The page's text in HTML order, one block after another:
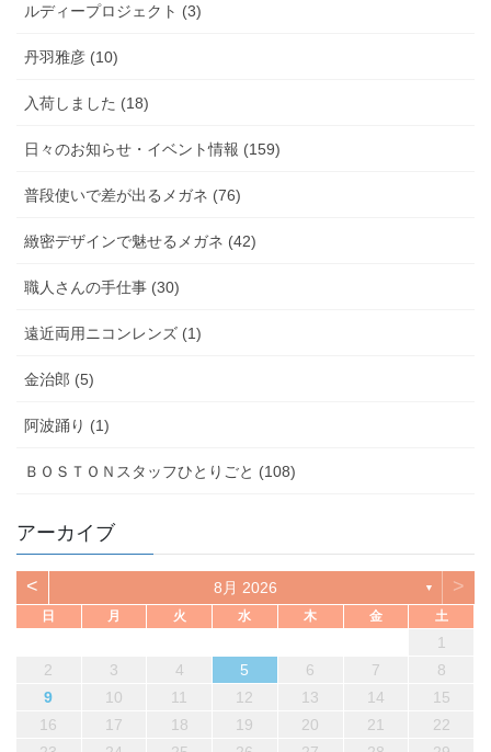
ルディープロジェクト (3)
丹羽雅彦 (10)
入荷しました (18)
日々のお知らせ・イベント情報 (159)
普段使いで差が出るメガネ (76)
緻密デザインで魅せるメガネ (42)
職人さんの手仕事 (30)
遠近両用ニコンレンズ (1)
金治郎 (5)
阿波踊り (1)
ＢＯＳＴＯＮスタッフひとりごと (108)
アーカイブ
< 8月 2026 ▼ >
日 月 火 水 木 金 土
1
2
3 4 5 6 7
8
9
10 11 12 13 14
15
16
17 18 19 20 21
22